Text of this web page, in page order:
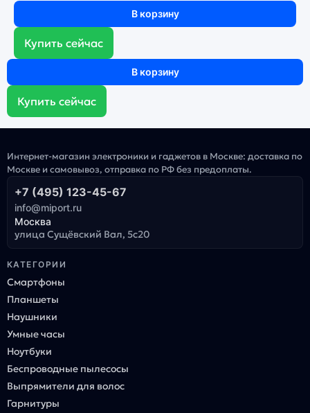
В корзину
Купить сейчас
В корзину
Купить сейчас
Интернет-магазин электроники и гаджетов в Москве: доставка по
Москве и самовывоз, отправка по РФ без предоплаты.
+7 (495) 123-45-67
info@miport.ru
Москва
улица Сущёвский Вал, 5с20
КАТЕГОРИИ
Смартфоны
Планшеты
Наушники
Умные часы
Ноутбуки
Беспроводные пылесосы
Выпрямители для волос
Гарнитуры